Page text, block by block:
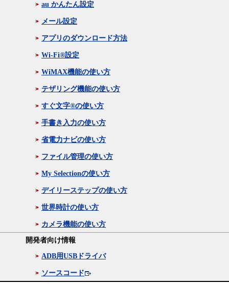
au かんたん設定
メール設定
アプリのダウンロード方法
Wi-Fi®設定
WiMAX機能の使い方
テザリング機能の使い方
すぐ文字®の使い方
手書き入力の使い方
省電力ナビの使い方
ファイル管理の使い方
My Selectionの使い方
デイリーステップの使い方
世界時計の使い方
カメラ機能の使い方
開発者向け情報
ADB用USBドライバ
ソースコード